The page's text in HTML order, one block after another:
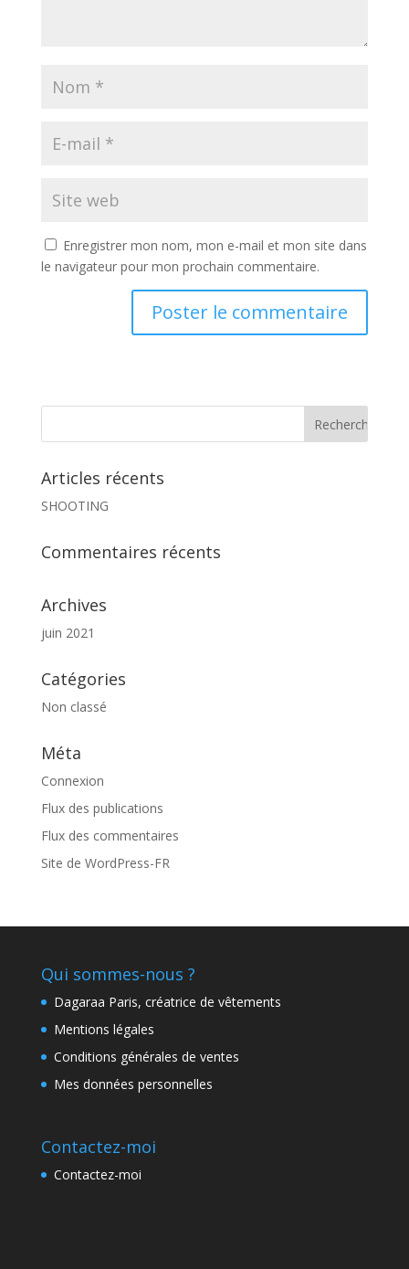
Enregistrer mon nom, mon e-mail et mon site dans
le navigateur pour mon prochain commentaire.
Articles récents
SHOOTING
Commentaires récents
Archives
juin 2021
Catégories
Non classé
Méta
Connexion
Flux des publications
Flux des commentaires
Site de WordPress-FR
Qui sommes-nous ?
Dagaraa Paris, créatrice de vêtements
Mentions légales
Conditions générales de ventes
Mes données personnelles
Contactez-moi
Contactez-moi